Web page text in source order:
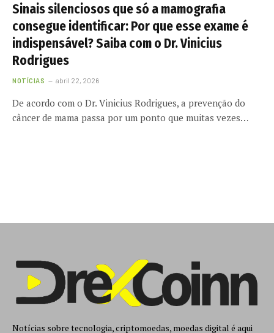
Sinais silenciosos que só a mamografia
consegue identificar: Por que esse exame é
indispensável? Saiba com o Dr. Vinicius
Rodrigues
NOTÍCIAS abril 22, 2026
De acordo com o Dr. Vinicius Rodrigues, a prevenção do
câncer de mama passa por um ponto que muitas vezes…
Notícias sobre tecnologia, criptomoedas, moedas digital é aqui